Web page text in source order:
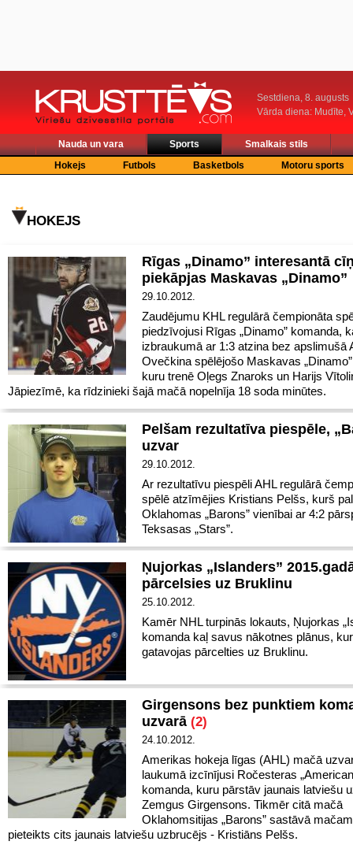
Sestdiena, 8. augusts
Vārda diena: Mudīte,
Nauda un vara Sports
Smalkais stils
Hokejs
Futbols Basketbols Motoru sports
HOKEJS
Rīgas „Dinamo” interesantā
piekāpjas Maskavas „Dinamo”
29.10.2012.
Zaudējumu KHL regulārā čempionāta
piedzīvojusi Rīgas „Dinamo” komanda,
izbraukumā ar 1:3 atzina bez apslimušā
Ovečkina spēlējošo Maskavas
kuru trenē Oļegs Znaroks un Harijs
Jāpiezīmē, ka rīdzinieki šajā mačā nopelnīja 18 soda minūtes.
Pelšam rezultatīva piespēle,
uzvar
29.10.2012.
Ar rezultatīvu piespēli AHL regulārā
spēlē atzīmējies Kristians Pelšs, kurš
Oklahomas „Barons” vienībai ar 4:2
Teksasas „Stars”.
Ņujorkas „Islanders”
pārcelsies uz Bruklinu
25.10.2012.
Kamēr NHL turpinās lokauts, Ņujorkas
komanda kaļ savus nākotnes plānus,
gatavojas pārcelties uz Bruklinu.
Girgensons bez punktiem
uzvarā (2)
24.10.2012.
Amerikas hokeja līgas (AHL) mačā
laukumā izcīnījusi Ročesteras
komanda, kuru pārstāv jaunais latviešu
Zemgus Girgensons. Tikmēr citā mačā
Oklahomsitijas „Barons” sastāvā
pieteikts cits jaunais latviešu uzbrucējs - Kristiāns Pelšs.